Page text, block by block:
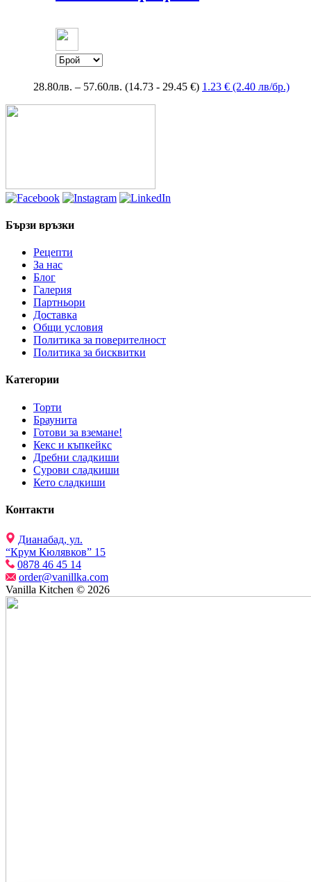
28.80лв. – 57.60лв. Price
(14.73 - 29.45 €) 1.23 € (2.40 лв/бр.)
Бързи връзки
Рецепти
За нас
Блог
Галерия
Партньори
Доставка
Общи условия
Политика за поверителност
Политика за бисквитки
Категории
Торти
Браунита
Готови за вземане!
Кекс и къпкейкс
Дребни сладкиши
Сурови сладкиши
Кето сладкиши
Контакти
Дианабад, ул.
“Крум Кюлявков” 15
0878 46 45 14
order@vanillka.com
Vanilla Kitchen © 2026